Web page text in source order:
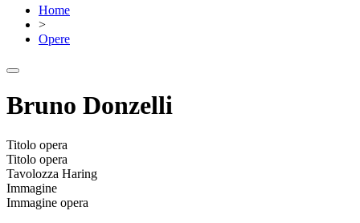
Home
>
Opere
Bruno Donzelli
Titolo opera
Titolo opera
Tavolozza Haring
Immagine
Immagine opera